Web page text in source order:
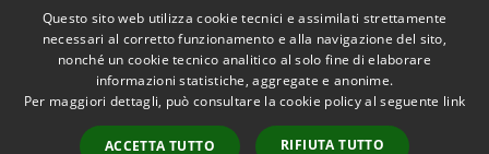
RSS
Accessibilità
Copyright © 2026 • Comune di
Municipium• Accesso
Questo sito web utilizza cookie tecnici e assimilati strettamente
necessari al corretto funzionamento e alla navigazione del sito,
nonché un cookie tecnico analitico al solo fine di elaborare
informazioni statistiche, aggregate e anonime.
Per maggiori dettagli, può consultare la cookie policy al seguente link
ACCETTA TUTTO RIFIUTA TUTTO